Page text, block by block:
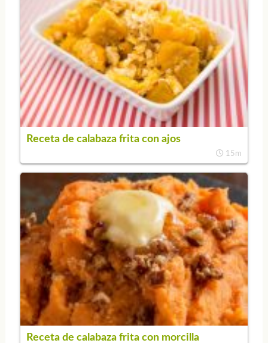
Receta de calabaza frita con ajos
15m
Receta de calabaza frita con morcilla